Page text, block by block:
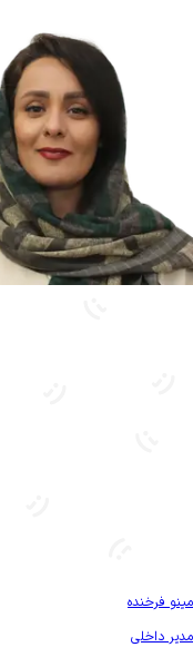
مینو فرخنده
مدیر داخلی